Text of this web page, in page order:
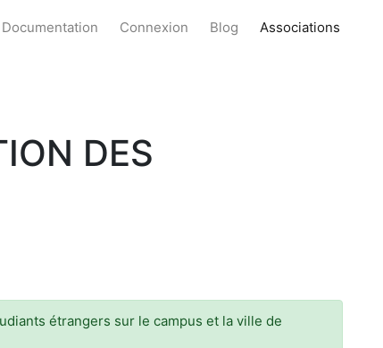
Documentation Connexion Blog Associations
DES
étrangers sur le campus et la ville de